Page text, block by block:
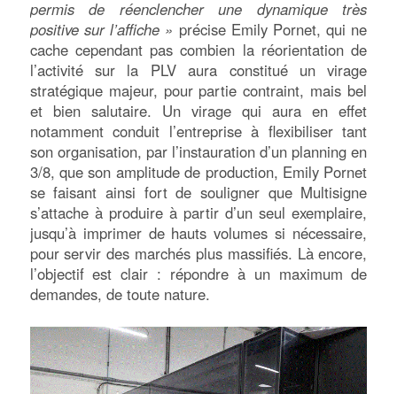
permis de réenclencher une dynamique très
positive sur l’affiche » précise Emily Pornet, qui ne
cache cependant pas combien la réorientation de
l’activité sur la PLV aura constitué un virage
stratégique majeur, pour partie contraint, mais bel
et bien salutaire. Un virage qui aura en effet
notamment conduit l’entreprise à flexibiliser tant
son organisation, par l’instauration d’un planning en
3/8, que son amplitude de production, Emily Pornet
se faisant ainsi fort de souligner que Multisigne
s’attache à produire à partir d’un seul exemplaire,
jusqu’à imprimer de hauts volumes si nécessaire,
pour servir des marchés plus massifiés. Là encore,
l’objectif est clair : répondre à un maximum de
demandes, de toute nature.